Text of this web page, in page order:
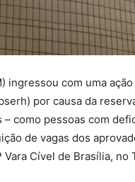
ingressou com uma
por causa da
como pessoas com
de vagas dos
Vara Cível de Brasília,